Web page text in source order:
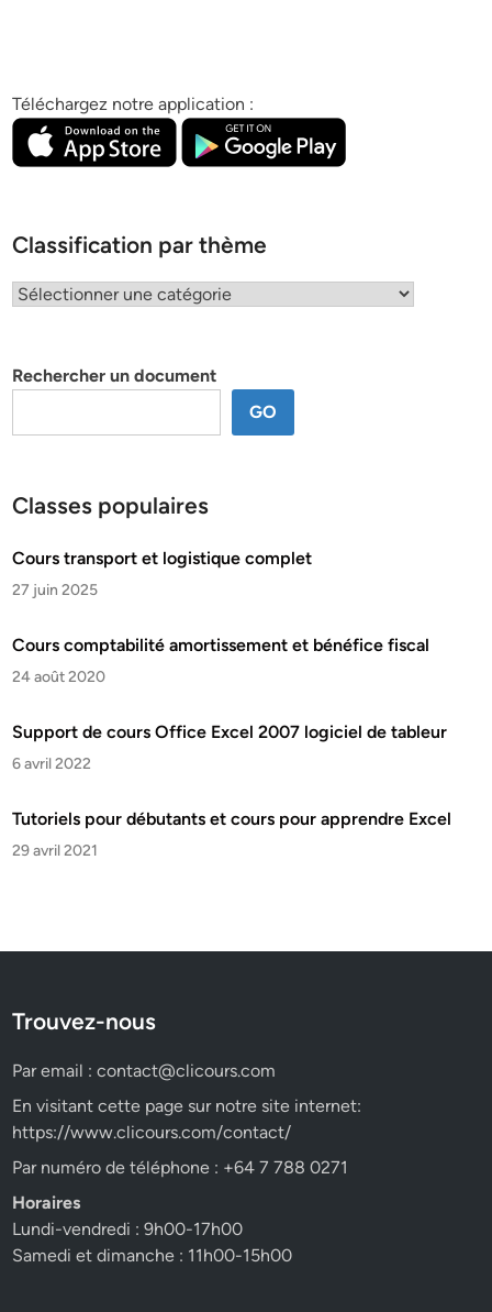
Téléchargez notre application :
Classification par thème
Classification
Rechercher un document
GO
Classes populaires
Cours transport et logistique complet
27 juin 2025
Cours comptabilité amortissement et bénéfice fiscal
24 août 2020
Support de cours Office Excel 2007 logiciel de tableur
6 avril 2022
Tutoriels pour débutants et cours pour apprendre Excel
29 avril 2021
Trouvez-nous
Par email :contact@clicours.com
En visitant cette page sur notre site internet:
https://www.clicours.com/contact/
Par numéro de téléphone : +64 7 788 0271
Horaires
Lundi-vendredi : 9h00-17h00
Samedi et dimanche : 11h00-15h00